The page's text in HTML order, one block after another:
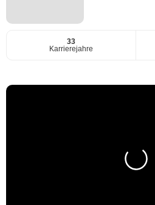
33
Karrierejahre